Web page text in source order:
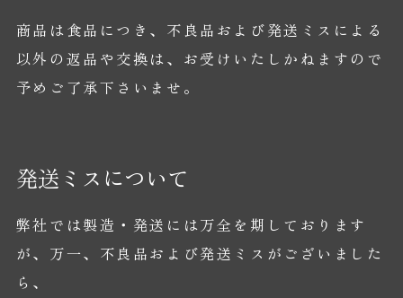
商品は食品につき、不良品および発送ミスによる
以外の返品や交換は、お受けいたしかねますので
予めご了承下さいませ。
発送ミスについて
弊社では製造・発送には万全を期しております
が、万一、不良品および発送ミスがございました
ら、